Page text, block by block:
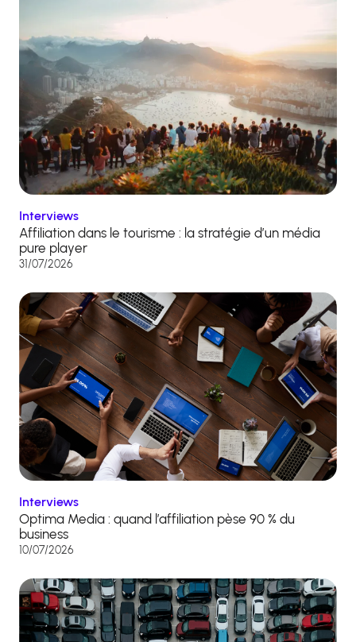
Interviews
Affiliation dans le tourisme : la stratégie d’un média
pure player
31/07/2026
Interviews
Optima Media : quand l’affiliation pèse 90 % du
business
10/07/2026